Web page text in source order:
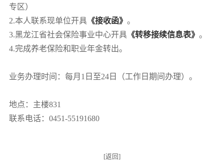
专区）
2.本人联系现单位开具《接收函》 。
3.黑龙江省社会保险事业中心开具《转移接续信息表》 。
4.完成养老保险和职业年金转出。
业务办理时间：每月1日至24日（工作日期间办理）。
地点：主楼831
联系电话：0451-55191680
[返回]